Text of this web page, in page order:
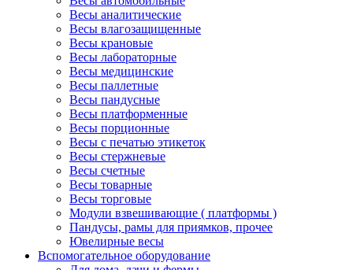
Весы аналитические
Весы влагозащищенные
Весы крановые
Весы лабораторные
Весы медицинские
Весы паллетные
Весы пандусные
Весы платформенные
Весы порционные
Весы с печатью этикеток
Весы стержневые
Весы счетные
Весы товарные
Весы торговые
Модули взвешивающие ( платформы )
Пандусы, рамы для приямков, прочее
Ювелирные весы
Вспомогательное оборудование